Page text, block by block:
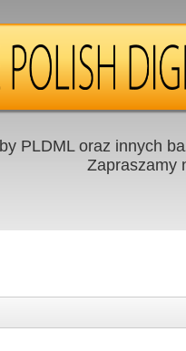
PLDML oraz innych
Zapraszamy